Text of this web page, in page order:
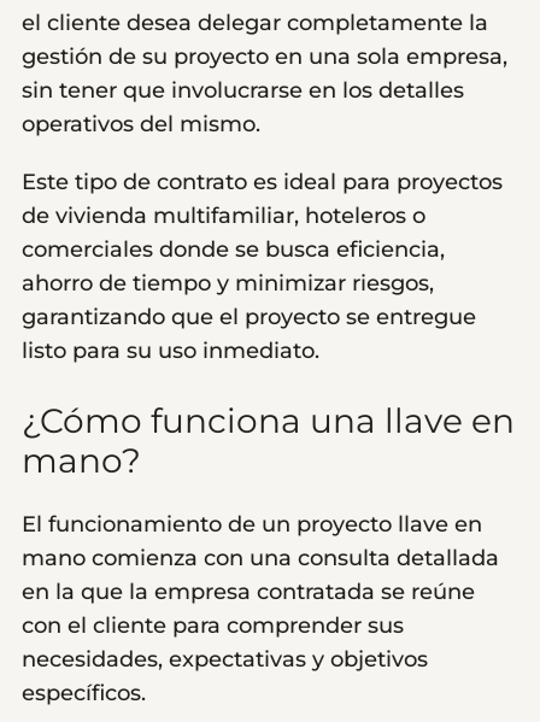
el cliente desea delegar completamente la
gestión de su proyecto en una sola empresa,
sin tener que involucrarse en los detalles
operativos del mismo.
Este tipo de contrato es ideal para proyectos
de vivienda multifamiliar, hoteleros o
comerciales donde se busca eficiencia,
ahorro de tiempo y minimizar riesgos,
garantizando que el proyecto se entregue
listo para su uso inmediato.
¿Cómo funciona una llave en
mano?
El funcionamiento de un proyecto llave en
mano comienza con una consulta detallada
en la que la empresa contratada se reúne
con el cliente para comprender sus
necesidades, expectativas y objetivos
específicos.